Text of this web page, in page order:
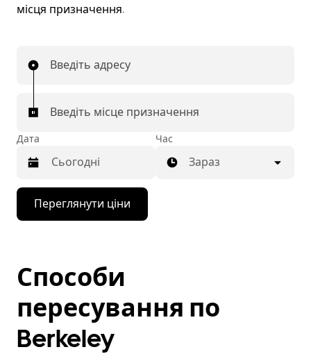
місця призначення.
Введіть адресу
Введіть місце призначення
Дата
Натисніть
клавішу
зі
відкрити
календар
вибрати
Щоб
закрити
Час
Зараз
Переглянути ціни
Способи
пересування по
Berkeley